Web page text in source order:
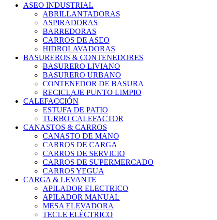
ASEO INDUSTRIAL
ABRILLANTADORAS
ASPIRADORAS
BARREDORAS
CARROS DE ASEO
HIDROLAVADORAS
BASUREROS & CONTENEDORES
BASURERO LIVIANO
BASURERO URBANO
CONTENEDOR DE BASURA
RECICLAJE PUNTO LIMPIO
CALEFACCIÓN
ESTUFA DE PATIO
TURBO CALEFACTOR
CANASTOS & CARROS
CANASTO DE MANO
CARROS DE CARGA
CARROS DE SERVICIO
CARROS DE SUPERMERCADO
CARROS YEGUA
CARGA & LEVANTE
APILADOR ELECTRICO
APILADOR MANUAL
MESA ELEVADORA
TECLE ELÉCTRICO